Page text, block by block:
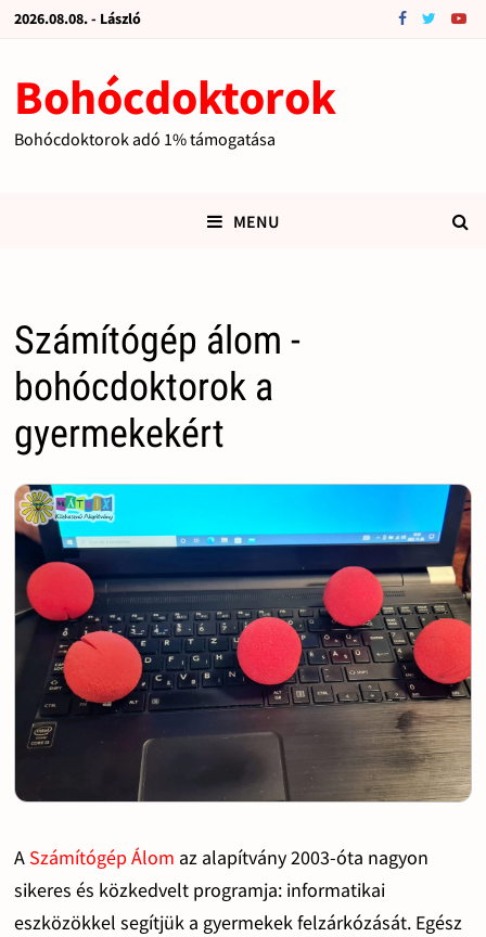
2026.08.08. - László
Bohócdoktorok
Bohócdoktorok adó 1% támogatása
MENU
Számítógép álom -
bohócdoktorok a
gyermekekért
A Számítógép Álom az alapítvány 2003-óta nagyon
sikeres és közkedvelt programja: informatikai
eszközökkel segítjük a gyermekek felzárkózását. Egész